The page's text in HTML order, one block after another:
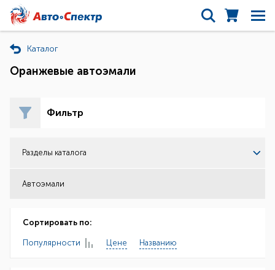
Каталог
Оранжевые автоэмали
Фильтр
Разделы каталога
Автоэмали
Сортировать по:
Популярности Цене Названию